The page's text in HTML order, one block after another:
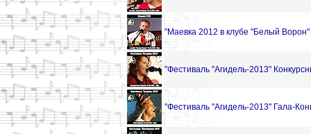
"Маевка 2012 в клубе "Белый
"Фестиваль "Агидель-2013"
"Фестиваль "Агидель-2013" Гала-